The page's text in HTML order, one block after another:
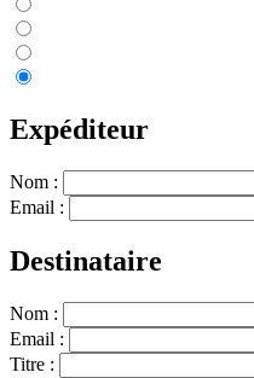
Expéditeur
Nom :
Email :
Destinataire
Nom :
Email :
Titre :